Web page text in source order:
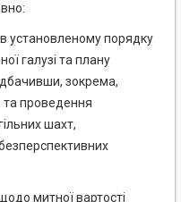
установленому порядку
галузі та плану
зокрема,
та проведення
шахт,
митної вартості